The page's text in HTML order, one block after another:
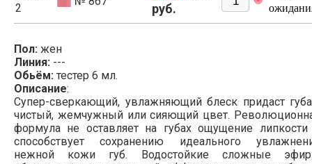
2
руб.
Пол: жен
Линия: ---
Обьём: тестер 6 мл.
Описание:
Супер-сверкающий, увлажняющий блеск придаст
чистый, жемчужный или сияющий цвет.
формула не оставляет на губах ощущение
способствует сохранению идеального
нежной кожи губ. Водостойкие сложные